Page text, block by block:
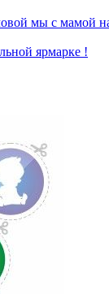
мы с мамой
ярмарке !